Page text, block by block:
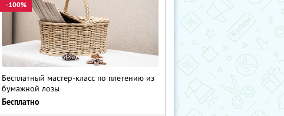
-100%
Бесплатный мастер-класс по плетению из
бумажной лозы
Бесплатно